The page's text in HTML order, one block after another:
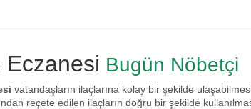
Eczanesi Bugün Nöbetçi
vatandaşların ilaçlarına kolay bir şekilde
reçete edilen ilaçların doğru bir şekilde